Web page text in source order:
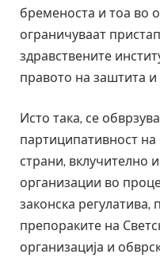
бременоста и тоа во
ограничуваат
здравствените
правото на заштита
Исто така, се
партиципативност
страни, вклучително
организации во
законска регулатива,
препораките на
организација и